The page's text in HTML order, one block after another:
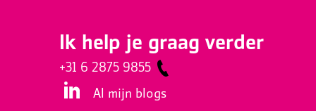
Ik help je graag verder
+31 6 2875 9855
Al mijn blogs